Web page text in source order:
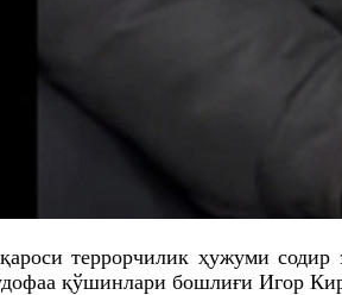
террорчилик ҳужуми
қўшинлари бошлиғи Игор